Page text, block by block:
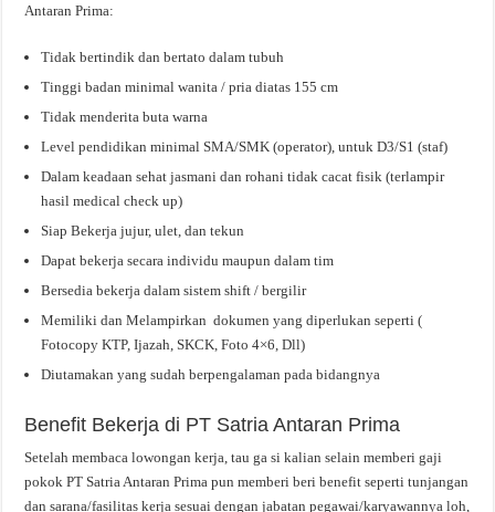
Antaran Prima:
Tidak bertindik dan bertato dalam tubuh
Tinggi badan minimal wanita / pria diatas 155 cm
Tidak menderita buta warna
Level pendidikan minimal SMA/SMK (operator), untuk D3/S1 (staf)
Dalam keadaan sehat jasmani dan rohani tidak cacat fisik (terlampir
hasil medical check up)
Siap Bekerja jujur, ulet, dan tekun
Dapat bekerja secara individu maupun dalam tim
Bersedia bekerja dalam sistem shift / bergilir
Memiliki dan Melampirkan dokumen yang diperlukan seperti (
Fotocopy KTP, Ijazah, SKCK, Foto 4×6, Dll)
Diutamakan yang sudah berpengalaman pada bidangnya
Benefit Bekerja di PT Satria Antaran Prima
Setelah membaca lowongan kerja, tau ga si kalian selain memberi gaji
pokok PT Satria Antaran Prima pun memberi beri benefit seperti tunjangan
dan sarana/fasilitas kerja sesuai dengan jabatan pegawai/karyawannya loh,